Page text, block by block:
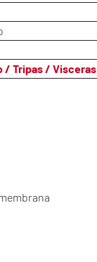
/ Tripas / Visceras